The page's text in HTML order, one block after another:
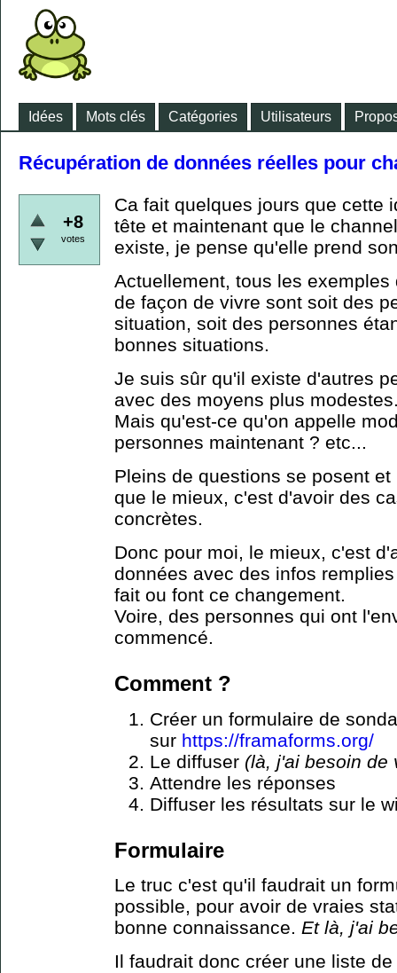
Idées Mots clés Catégories Utilisateurs
Récupération de données réelles pour
+8
votes
Ca fait quelques jours que cette
tête et maintenant que le
existe, je pense qu'elle prend
Actuellement, tous les
de façon de vivre sont soit des
situation, soit des personnes
bonnes situations.
Je suis sûr qu'il existe d'autres
avec des moyens plus
Mais qu'est-ce qu'on appelle
personnes maintenant ? etc...
Pleins de questions se posent
que le mieux, c'est d'avoir des
concrètes.
Donc pour moi, le mieux, c'est
données avec des infos
fait ou font ce changement.
Voire, des personnes qui ont
commencé.
Comment ?​
Créer un formulaire de
sur https://framaforms.org/
Le diffuser (là, j'ai besoin de
Attendre les réponses
Diffuser les résultats sur le
Formulaire
Le truc c'est qu'il faudrait un
possible, pour avoir de vraies
bonne connaissance. Et là, j'ai
Il faudrait donc créer une liste